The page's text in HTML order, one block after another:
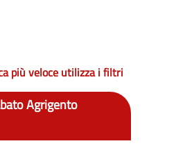
più veloce utilizza i filtri
Agrigento